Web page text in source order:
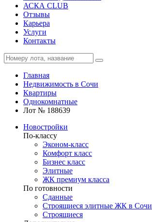
АСКА CLUB
Отзывы
Карьера
Услуги
Контакты
Главная
Недвижимость в Сочи
Квартиры
Однокомнатные
Лот № 188639
Новостройки
По-классу
Эконом-класс
Комфорт класс
Бизнес класс
Элитные
ЖК премиум класса
По готовности
Сданные
Строящиеся элитные ЖК в Сочи
Строящиеся